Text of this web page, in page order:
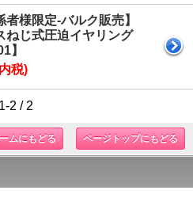
者様限定-バルク販売】
ねじ式圧迫イヤリング
】
税)
1-2 / 2
ムにもどる ページトップにもどる